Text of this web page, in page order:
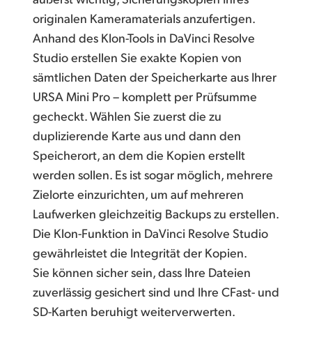
originalen Kameramaterials anzufertigen.
Anhand des Klon-Tools in DaVinci Resolve
Studio erstellen Sie exakte Kopien von
sämtlichen Daten der Speicherkarte aus Ihrer
URSA Mini Pro – komplett per Prüfsumme
gecheckt. Wählen Sie zuerst die zu
duplizierende Karte aus und dann den
Speicherort, an dem die Kopien erstellt
werden sollen. Es ist sogar möglich, mehrere
Zielorte einzurichten, um auf mehreren
Laufwerken gleichzeitig Backups zu erstellen.
Die Klon-Funktion in DaVinci Resolve Studio
gewährleistet die Integrität der Kopien.
Sie können sicher sein, dass Ihre Dateien
zuverlässig gesichert sind und Ihre CFast- und
SD-Karten beruhigt weiterverwerten.